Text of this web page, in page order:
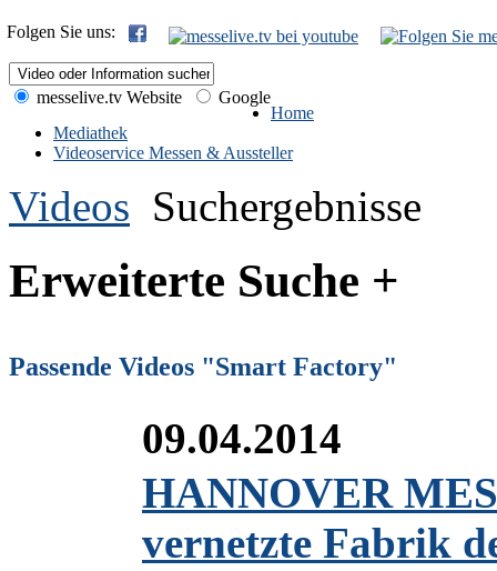
Folgen Sie uns:
messelive.tv Website
Google
Home
Mediathek
Videoservice Messen & Aussteller
Videos Suchergebnisse
Erweiterte Suche +
Passende Videos "Smart Factory"
09.04.2014
HANNOVER
vernetzte Fabrik